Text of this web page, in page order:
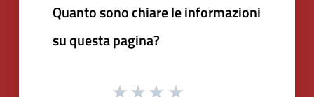
Quanto sono chiare le informazioni
su questa pagina?